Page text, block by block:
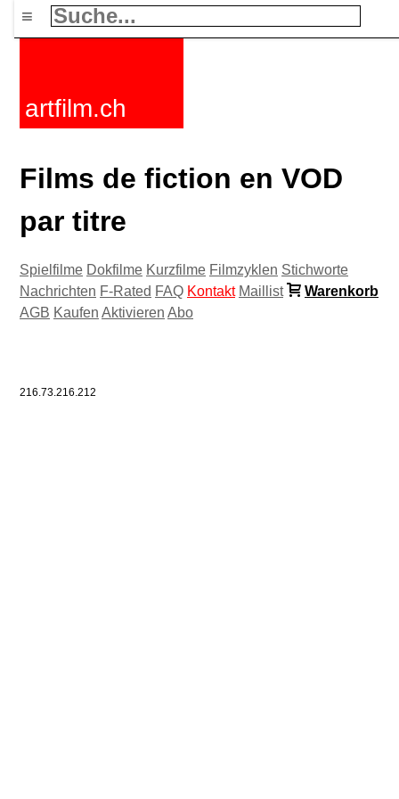
≡
artfilm.ch
Films de fiction en VOD
par titre
Spielfilme Dokfilme Kurzfilme Filmzyklen Stichworte
Nachrichten F-Rated FAQ Kontakt Maillist
Warenkorb
AGB Kaufen Aktivieren Abo
216.73.216.212